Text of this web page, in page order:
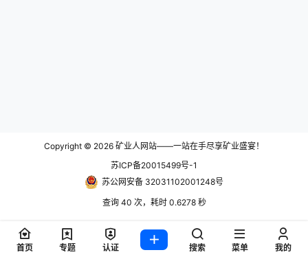
Copyright © 2026 矿业人网站——一站在手尽享矿业盛宴！
苏ICP备20015499号-1
苏公网安备 32031102001248号
查询 40 次，耗时 0.6278 秒
首页 专题 认证 搜索 菜单 我的